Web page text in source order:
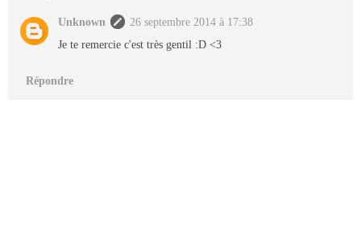
Unknown
26 septembre 2014 à 17:38
Je te remercie c'est très gentil :D <3
Répondre